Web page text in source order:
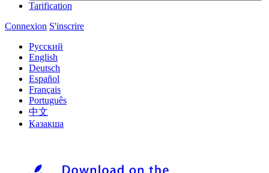
Tarification
Connexion S'inscrire
Русский
English
Deutsch
Español
Français
Português
中文
Қазақша